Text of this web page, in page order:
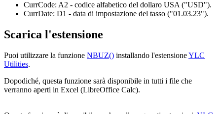
CurrCode: A2 - codice alfabetico del dollaro USA("USD").
CurrDate: D1 - data di impostazione del tasso ("01.03.23").
Scarica l'estensione
Puoi utilizzare la funzione NBUZ() installando l'estensioneYLC
Utilities.
Dopodiché, questa funzione sarà disponibile in tutti i file che
verranno aperti in Excel (LibreOffice Calc).